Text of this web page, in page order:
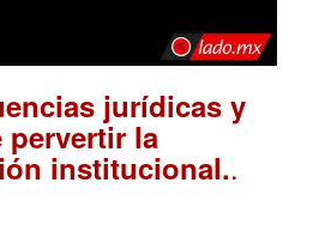
jurídicas y
pervertir la
institucional..